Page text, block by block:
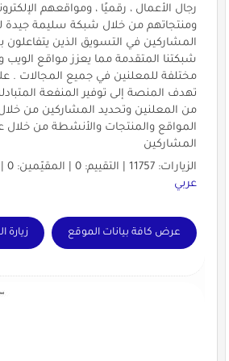
رجال الأعمال ، رقميًا ، ومواقعهم
ومنتجاتهم من خلال شبكة سليمة جيدة
المشاركين في التسويق الذين يتفاعلون
شبكتنا المتقدمة مما يعزز مواقع
مختلفة للمعلنين في جميع المجالات .
تهدف المنصة إلى توفير المنفعة
من المعلنين وتحديد المشاركين من خلال
المواقع والمنتجات والأنشطة من خلال
المشاركين
الزيارات: 11757 | التقييم: 0 | المقيّمين: 0 | الدولة:
عربي
عرض كافة بيانات الموقع زيارة